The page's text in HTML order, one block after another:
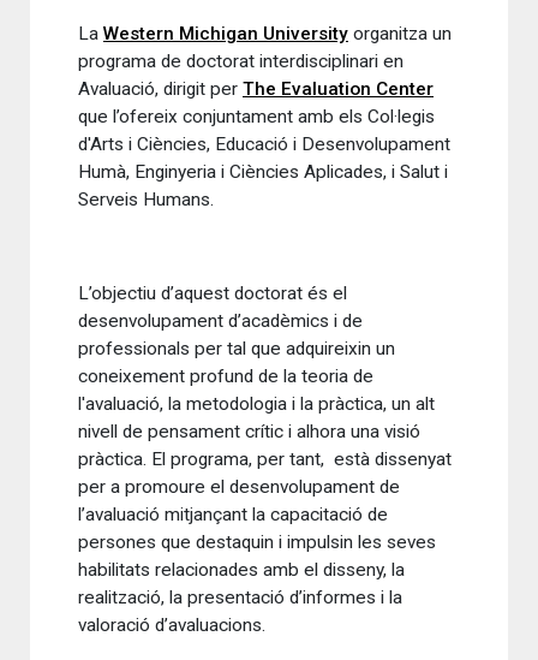
La Western Michigan University organitza un
programa de doctorat interdisciplinari en
Avaluació, dirigit per The Evaluation Center
que l’ofereix conjuntament amb els Col·legis
d'Arts i Ciències, Educació i Desenvolupament
Humà, Enginyeria i Ciències Aplicades, i Salut i
Serveis Humans.
L’objectiu d’aquest doctorat és el
desenvolupament d’acadèmics i de
professionals per tal que adquireixin un
coneixement profund de la teoria de
l'avaluació, la metodologia i la pràctica, un alt
nivell de pensament crític i alhora una visió
pràctica. El programa, per tant, està dissenyat
per a promoure el desenvolupament de
l’avaluació mitjançant la capacitació de
persones que destaquin i impulsin les seves
habilitats relacionades amb el disseny, la
realització, la presentació d’informes i la
valoració d’avaluacions.